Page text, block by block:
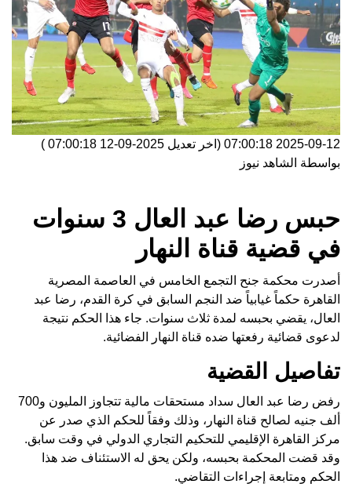
2025-09-12 07:00:18 (اخر تعديل 2025-09-12 07:00:18
)
بواسطة الشاهد نيوز
حبس رضا عبد العال 3 سنوات
في قضية قناة النهار
أصدرت محكمة جنح التجمع الخامس في العاصمة المصرية
القاهرة حكماً غيابياً ضد النجم السابق في كرة القدم، رضا عبد
العال، يقضي بحبسه لمدة ثلاث سنوات. جاء هذا الحكم نتيجة
لدعوى قضائية رفعتها ضده قناة النهار الفضائية.
تفاصيل القضية
رفض رضا عبد العال سداد مستحقات مالية تتجاوز المليون و700
ألف جنيه لصالح قناة النهار، وذلك وفقاً للحكم الذي صدر عن
مركز القاهرة الإقليمي للتحكيم التجاري الدولي في وقت سابق.
وقد قضت المحكمة بحبسه، ولكن يحق له الاستئناف ضد هذا
الحكم ومتابعة إجراءات التقاضي.